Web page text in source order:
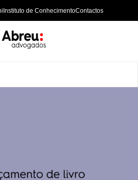
Instituto de ConhecimentoContactos